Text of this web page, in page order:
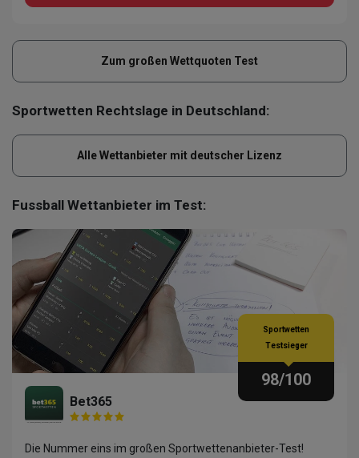
Zum großen Wettquoten Test
Sportwetten Rechtslage in Deutschland:
Alle Wettanbieter mit deutscher Lizenz
Fussball Wettanbieter im Test:
Bet365
Sportwetten
Testsieger
98/100
Die Nummer eins im großen Sportwettenanbieter-Test!